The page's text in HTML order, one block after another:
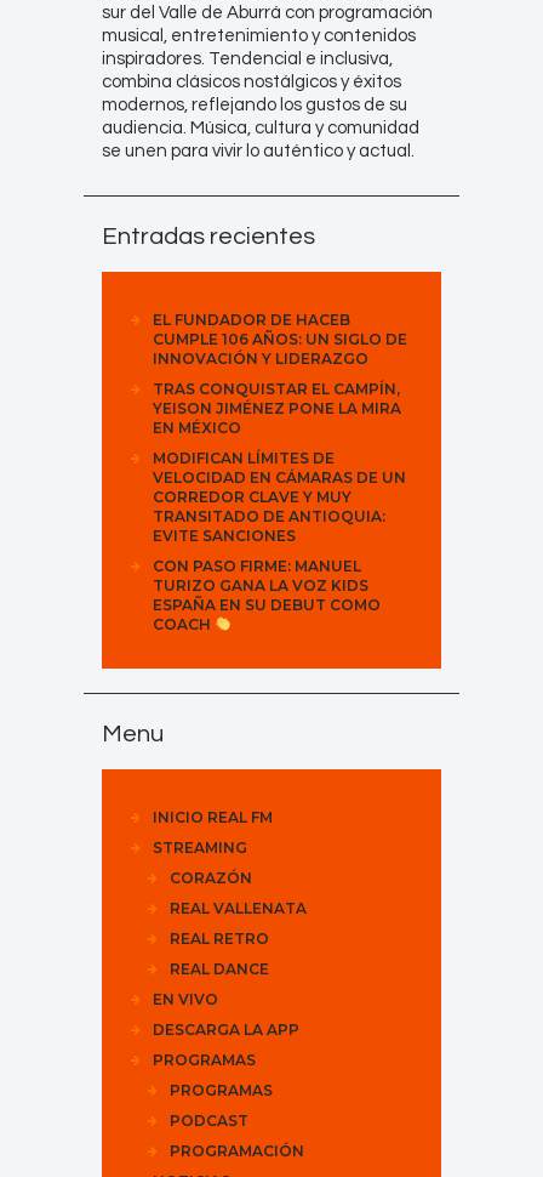
sur del Valle de Aburrá con programación
musical, entretenimiento y contenidos
inspiradores. Tendencial e inclusiva,
combina clásicos nostálgicos y éxitos
modernos, reflejando los gustos de su
audiencia. Música, cultura y comunidad
se unen para vivir lo auténtico y actual.
Entradas recientes
EL FUNDADOR DE HACEB
CUMPLE 106 AÑOS: UN SIGLO DE
INNOVACIÓN Y LIDERAZGO
TRAS CONQUISTAR EL CAMPÍN,
YEISON JIMÉNEZ PONE LA MIRA
EN MÉXICO
MODIFICAN LÍMITES DE
VELOCIDAD EN CÁMARAS DE UN
CORREDOR CLAVE Y MUY
TRANSITADO DE ANTIOQUIA:
EVITE SANCIONES
CON PASO FIRME: MANUEL
TURIZO GANA LA VOZ KIDS
ESPAÑA EN SU DEBUT COMO
COACH
Menu
INICIO REAL FM
STREAMING
CORAZÓN
REAL VALLENATA
REAL RETRO
REAL DANCE
EN VIVO
DESCARGA LA APP
PROGRAMAS
PROGRAMAS
PODCAST
PROGRAMACIÓN